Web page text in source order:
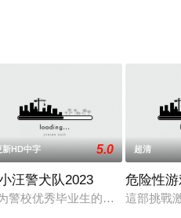
）长期生活在“痼习之地”，这是
新HD中字 5.0
汪警犬队2023
警校优秀毕业生的钱小天（王韬
超清
危险性
這部挑戰